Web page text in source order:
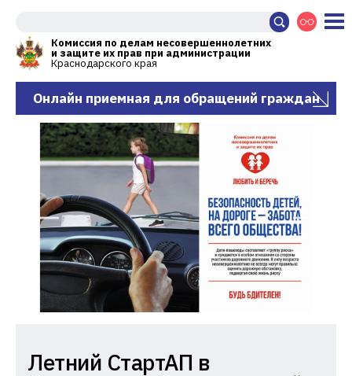
Комиссия по делам несовершеннолетних
и защите их прав при администрации
Краснодарского края
Онлайн приемная для обращений граждан
Комиссия
Летний СтартАП в